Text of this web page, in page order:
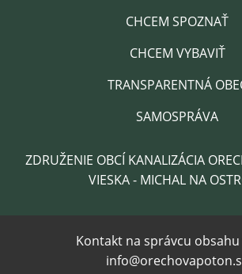
CHCEM SPOZNAŤ
CHCEM VYBAVIŤ
TRANSPARENTNÁ
SAMOSPRÁVA
ZDRUŽENIE OBCÍ KANALIZÁCIA
VIESKA - MICHAL NA
Kontakt na správcu obsahu